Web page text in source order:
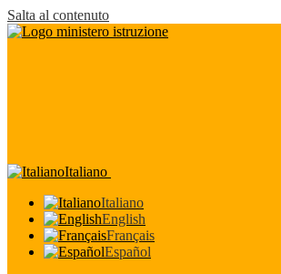
Salta al contenuto
Italiano
Italiano
English
Français
Español